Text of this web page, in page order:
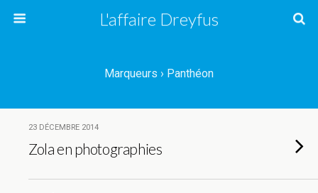
L'affaire Dreyfus
Marqueurs › Panthéon
23 DÉCEMBRE 2014
Zola en photographies